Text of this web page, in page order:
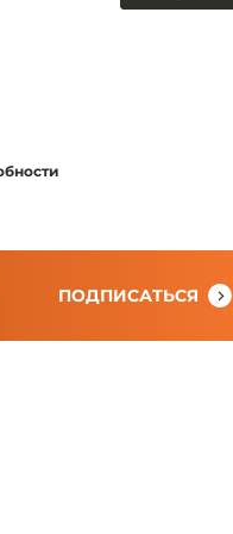
ПОДПИСАТЬСЯ